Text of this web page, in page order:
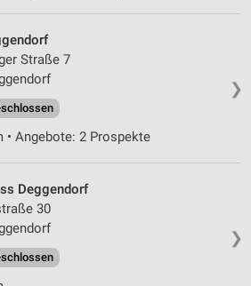
❯
Straße 7
• Angebote: 2 Prospekte
❯
Deggendorf
30